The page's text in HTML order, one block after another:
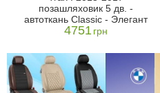
позашляховик 5 дв. -
автоткань Classic - Элегант
4751 грн